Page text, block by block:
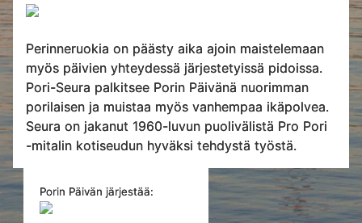
Perinneruokia on päästy aika ajoin maistelemaan
myös päivien yhteydessä järjestetyissä pidoissa.
Pori-Seura palkitsee Porin Päivänä nuorimman
porilaisen ja muistaa myös vanhempaa ikäpolvea.
Seura on jakanut 1960-luvun puolivälistä Pro Pori
-mitalin kotiseudun hyväksi tehdystä työstä.
Porin Päivän järjestää: